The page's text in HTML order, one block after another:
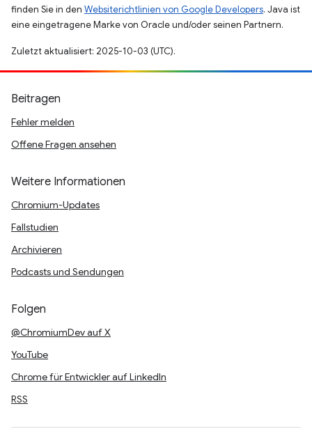
finden Sie in den Websiterichtlinien von Google Developers. Java ist
eine eingetragene Marke von Oracle und/oder seinen Partnern.
Zuletzt aktualisiert: 2025-10-03 (UTC).
Beitragen
Fehler melden
Offene Fragen ansehen
Weitere Informationen
Chromium-Updates
Fallstudien
Archivieren
Podcasts und Sendungen
Folgen
@ChromiumDev auf X
YouTube
Chrome für Entwickler auf LinkedIn
RSS